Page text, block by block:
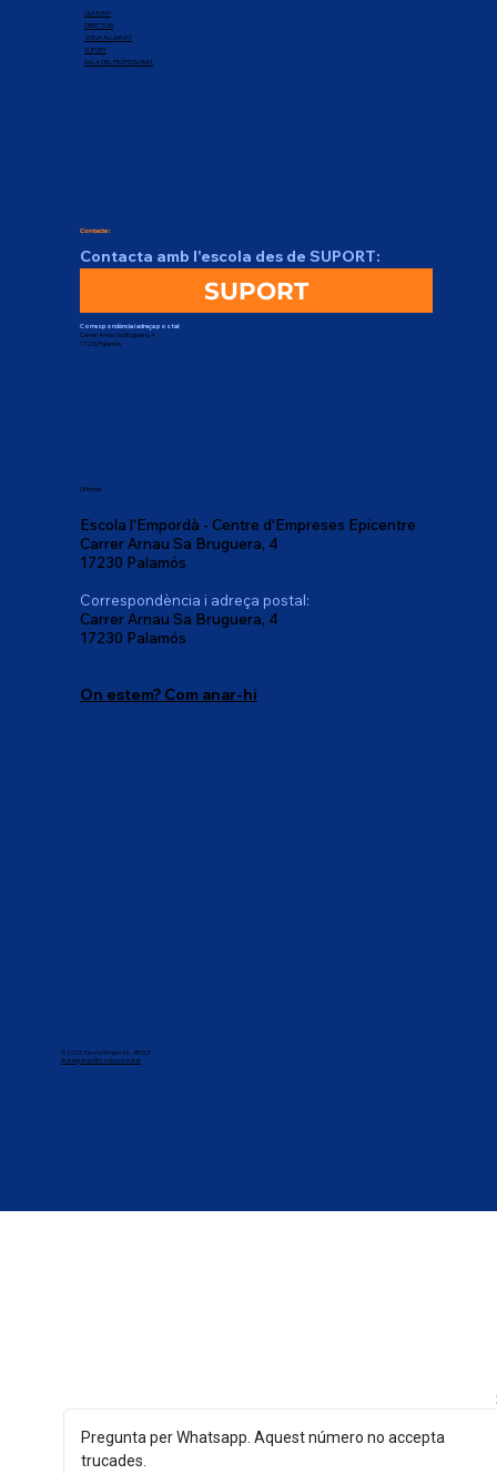
QUI SOM?
DIRECTORI
ZONA ALUMNAT
SUPORT
SALA DEL PROFESSORAT
Contacte:
Contacta amb l'escola des de SUPORT:
SUPORT
Correspondència i adreça postal:
Carrer Arnau Sa Bruguera, 4
17230 Palamós
© 2026 Escola l'Empordà - AEGLE
Avís legai i política de privacitat
Oficines:
Escola l'Empordà - Centre d'Empreses Epicentre
Carrer Arnau Sa Bruguera, 4
17230 Palamós
Correspondència i adreça postal:
Carrer Arnau Sa Bruguera, 4
17230 Palamós
On estem? Com anar-hi
Pregunta per Whatsapp. Aquest número no accepta
trucades.